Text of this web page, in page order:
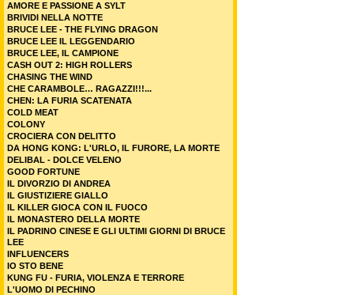
AMORE E PASSIONE A SYLT
BRIVIDI NELLA NOTTE
BRUCE LEE - THE FLYING DRAGON
BRUCE LEE IL LEGGENDARIO
BRUCE LEE, IL CAMPIONE
CASH OUT 2: HIGH ROLLERS
CHASING THE WIND
CHE CARAMBOLE… RAGAZZI!!!...
CHEN: LA FURIA SCATENATA
COLD MEAT
COLONY
CROCIERA CON DELITTO
DA HONG KONG: L'URLO, IL FURORE, LA MORTE
DELIBAL - DOLCE VELENO
GOOD FORTUNE
IL DIVORZIO DI ANDREA
IL GIUSTIZIERE GIALLO
IL KILLER GIOCA CON IL FUOCO
IL MONASTERO DELLA MORTE
IL PADRINO CINESE E GLI ULTIMI GIORNI DI BRUCE
LEE
INFLUENCERS
IO STO BENE
KUNG FU - FURIA, VIOLENZA E TERRORE
L'UOMO DI PECHINO